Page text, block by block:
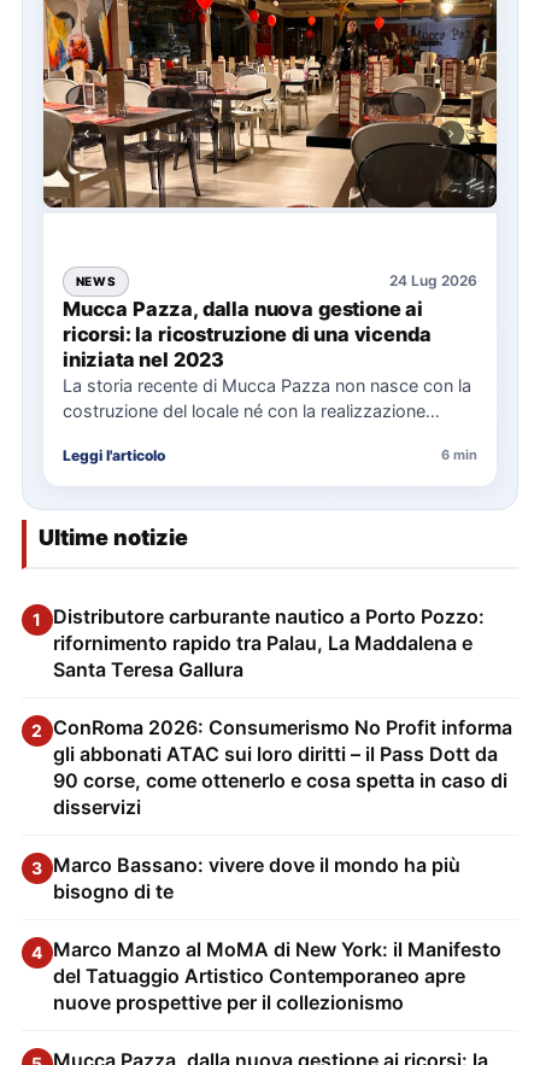
NEWS 24 Lug 2026
Mucca Pazza, dalla nuova gestione ai
ricorsi: la ricostruzione di una vicenda
iniziata nel 2023
La storia recente di Mucca Pazza non nasce con la
costruzione del locale né con la realizzazione
Leggi l'articolo 6 min
Ultime notizie
1
Distributore carburante nautico a Porto Pozzo:
rifornimento rapido tra Palau, La Maddalena e
Santa Teresa Gallura
2 ConRoma 2026: Consumerismo No Profit informa
gli abbonati ATAC sui loro diritti – il Pass Dott da
90 corse, come ottenerlo e cosa spetta in caso di
disservizi
3 Marco Bassano: vivere dove il mondo ha più
bisogno di te
4 Marco Manzo al MoMA di New York: il Manifesto
del Tatuaggio Artistico Contemporaneo apre
nuove prospettive per il collezionismo
Mucca Pazza, dalla nuova gestione ai ricorsi: la